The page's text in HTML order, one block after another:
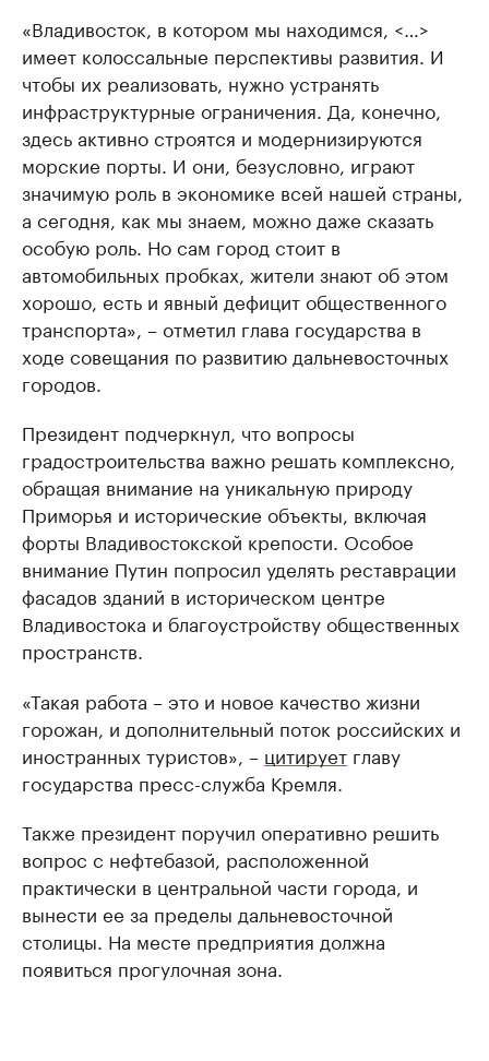
«Владивосток, в котором мы находимся, <…>
имеет колоссальные перспективы развития. И
чтобы их реализовать, нужно устранять
инфраструктурные ограничения. Да, конечно,
здесь активно строятся и модернизируются
морские порты. И они, безусловно, играют
значимую роль в экономике всей нашей страны,
а сегодня, как мы знаем, можно даже сказать
особую роль. Но сам город стоит в
автомобильных пробках, жители знают об этом
хорошо, есть и явный дефицит общественного
транспорта», – отметил глава государства в
ходе совещания по развитию дальневосточных
городов.
Президент подчеркнул, что вопросы
градостроительства важно решать комплексно,
обращая внимание на уникальную природу
Приморья и исторические объекты, включая
форты Владивостокской крепости. Особое
внимание Путин попросил уделять реставрации
фасадов зданий в историческом центре
Владивостока и благоустройству общественных
пространств.
«Такая работа – это и новое качество жизни
горожан, и дополнительный поток российских и
иностранных туристов», – цитирует главу
государства пресс-служба Кремля.
Также президент поручил оперативно решить
вопрос с нефтебазой, расположенной
практически в центральной части города, и
вынести ее за пределы дальневосточной
столицы. На месте предприятия должна
появиться прогулочная зона.